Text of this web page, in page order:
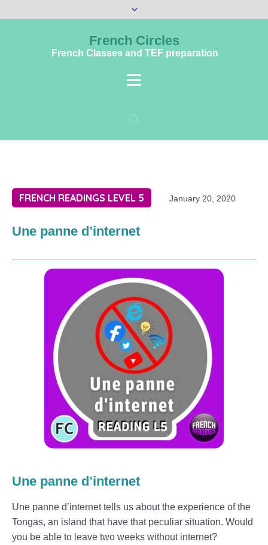
French Circles
French Classes and TEF preparation
FRENCH READINGS LEVEL 5 January 20, 2020
Une panne d’internet
Une panne d’internet
Une panne d’internet tells us about the experience of the
Tongas, an island that have that peculiar situation. Would
you be able to leave two weeks without internet?